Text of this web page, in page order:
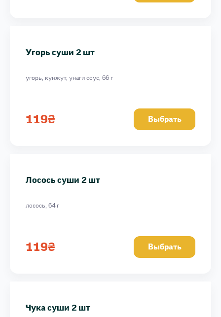
Угорь суши 2 шт
угорь, кунжут, унаги соус, 66 г
119₴ Выбрать
Лосось суши 2 шт
лосось, 64 г
119₴ Выбрать
Чука суши 2 шт